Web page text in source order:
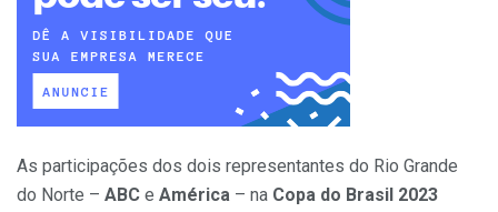
As participações dos dois representantes do Rio Grande
do Norte – ABC e América – na Copa do Brasil 2023